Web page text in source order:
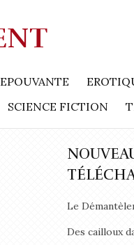
EPOUVANTE
SCIENCE FICTION
Le
Des cailloux